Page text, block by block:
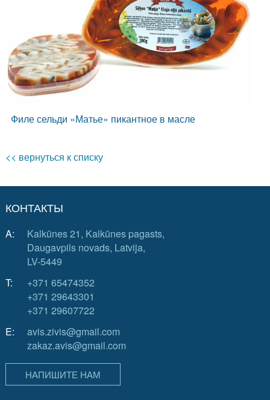
Филе сельди «Матье» пикантное в масле
<< вернуться к списку
КОНТАКТЫ
A:
Kalkūnes 21, Kalkūnes pagasts,
Daugavpils novads, Latvija,
LV-5449
T:
+371 65474352
+371 29643301
+371 29607722
E:
avis.zivis@gmail.com
zakaz.avis@gmail.com
НАПИШИТЕ НАМ